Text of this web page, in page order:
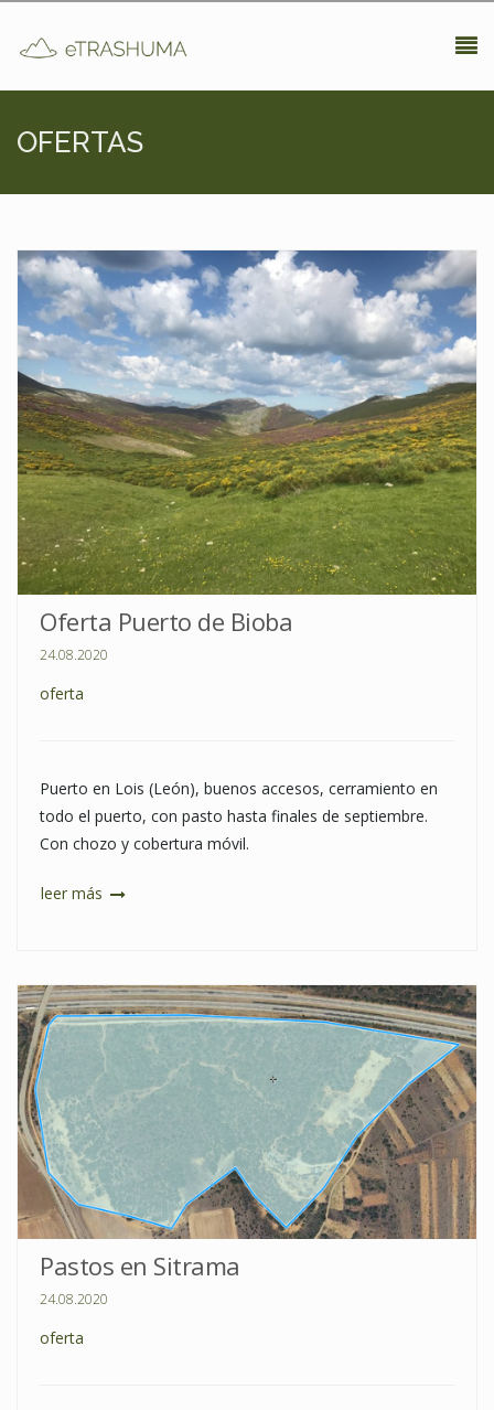
OFERTAS
Oferta Puerto de Bioba
24.08.2020
oferta
Puerto en Lois (León), buenos accesos, cerramiento en
todo el puerto, con pasto hasta finales de septiembre.
Con chozo y cobertura móvil.
leer más
Pastos en Sitrama
24.08.2020
oferta